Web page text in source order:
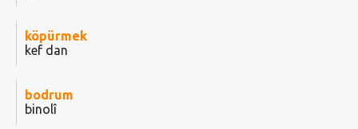
köpürmek
kef dan
bodrum
binolî